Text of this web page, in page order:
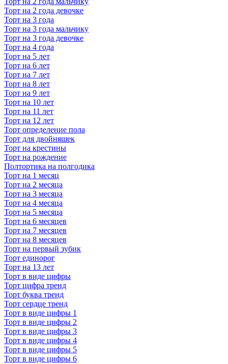
Торт на 2 года девочке
Торт на 3 года
Торт на 3 года мальчику
Торт на 3 года девочке
Торт на 4 года
Торт на 5 лет
Торт на 6 лет
Торт на 7 лет
Торт на 8 лет
Торт на 9 лет
Торт на 10 лет
Торт на 11 лет
Торт на 12 лет
Торт определение пола
Торт для двойняшек
Торт на крестины
Торт на рождение
Полтортика на полгодика
Торт на 1 месяц
Торт на 2 месяца
Торт на 3 месяца
Торт на 4 месяца
Торт на 5 месяца
Торт на 6 месяцев
Торт на 7 месяцев
Торт на 8 месяцев
Торт на первый зубик
Торт единорог
Торт на 13 лет
Торт в виде цифры
Торт цифра тренд
Торт буква тренд
Торт сердце тренд
Торт в виде цифры 1
Торт в виде цифры 2
Торт в виде цифры 3
Торт в виде цифры 4
Торт в виде цифры 5
Торт в виде цифры 6